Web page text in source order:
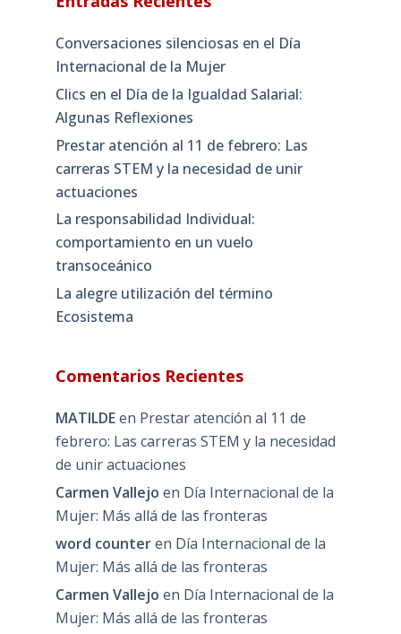
Conversaciones silenciosas en el Día
Internacional de la Mujer
Clics en el Día de la Igualdad Salarial:
Algunas Reflexiones
Prestar atención al 11 de febrero: Las
carreras STEM y la necesidad de unir
actuaciones
La responsabilidad Individual:
comportamiento en un vuelo
transoceánico
La alegre utilización del término
Ecosistema
Comentarios Recientes
MATILDEen Prestar atención al 11 de
febrero: Las carreras STEM y la necesidad
de unir actuaciones
Carmen Vallejo en Día Internacional de la
Mujer: Más allá de las fronteras
word counteren Día Internacional de la
Mujer: Más allá de las fronteras
Carmen Vallejo en Día Internacional de la
Mujer: Más allá de las fronteras